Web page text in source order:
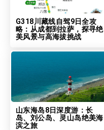
G318川藏线自驾9日全攻
略：从成都到拉萨，探寻绝
美风景与高海拔挑战
山东海岛8日深度游：长
岛、刘公岛、灵山岛绝美海
滨之旅